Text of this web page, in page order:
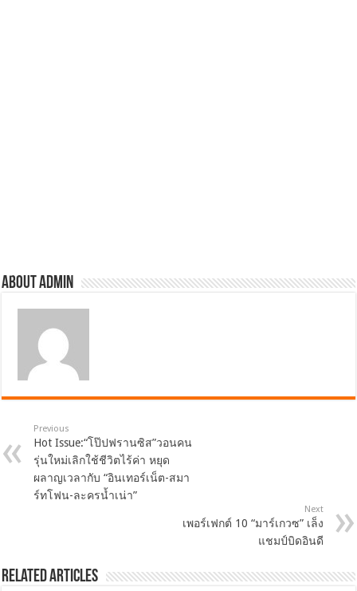
About admin
Previous
Hot Issue:“โป๊ปฟรานซิส”วอนคน
รุ่นใหม่เลิกใช้ชีวิตไร้ค่า หยุด
ผลาญเวลากับ “อินเทอร์เน็ต-สมา
ร์ทโฟน-ละครน้ำเน่า”
Next
เพอร์เฟกต์ 10 “มาร์เกวซ” เล็ง
แชมป์บิดอินดี
Related Articles